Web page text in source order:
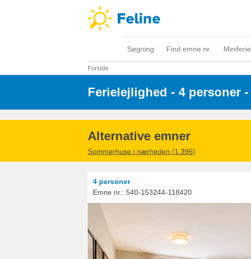
Søgning Find emne nr. Miniferie
Forside
Ferielejlighed - 4 personer -
Alternative emner
Sommerhuse i nærheden (1.396)
4 personer
Emne nr.: 540-153244-118420